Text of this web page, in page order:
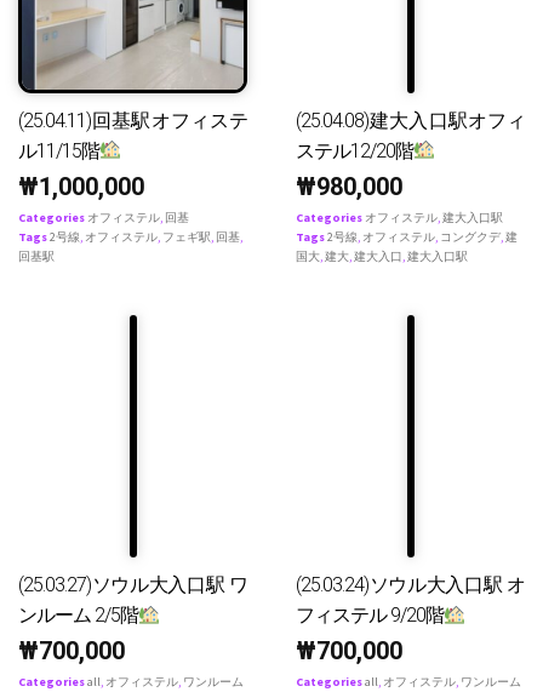
(25.04.11)回基駅オフィステ
ル11/15階
₩1,000,000
Categories オフィステル, 回基
Tags2号線, オフィステル, フェギ駅, 回基,
回基駅
(25.04.08)建大入口駅オフィ
ステル12/20階
₩980,000
Categories オフィステル,建大入口駅
Tags2号線, オフィステル, コングクデ,建
国大,建大,建大入口,建大入口駅
(25.03.27)ソウル大入口駅 ワ
ンルーム 2/5階
₩700,000
Categoriesall, オフィステル, ワンルーム
(25.03.24)ソウル大入口駅 オ
フィステル 9/20階
₩700,000
Categoriesall, オフィステル, ワンルーム